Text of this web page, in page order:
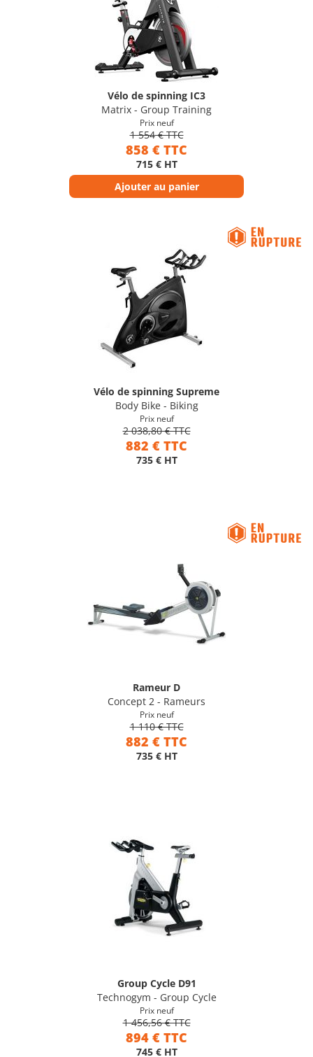
Vélo de spinning IC3
Matrix - Group Training
Prix neuf
1 554 € TTC
858 € TTC
715 € HT
Ajouter au panier
Vélo de spinning Supreme
Body Bike - Biking
Prix neuf
2 038,80 € TTC
882 € TTC
735 € HT
Rameur D
Concept 2 - Rameurs
Prix neuf
1 110 € TTC
882 € TTC
735 € HT
Group Cycle D91
Technogym - Group Cycle
Prix neuf
1 456,56 € TTC
894 € TTC
745 € HT